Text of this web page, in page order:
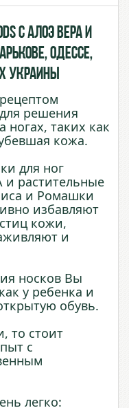
с Алоэ Вера и
Одессе,
Украины
решения
таких как
кожа.
для ног
и растительные
и Ромашки
избавляют
кожи,
и
носков Вы
у ребенка и
обувь.
то стоит
с
легко: